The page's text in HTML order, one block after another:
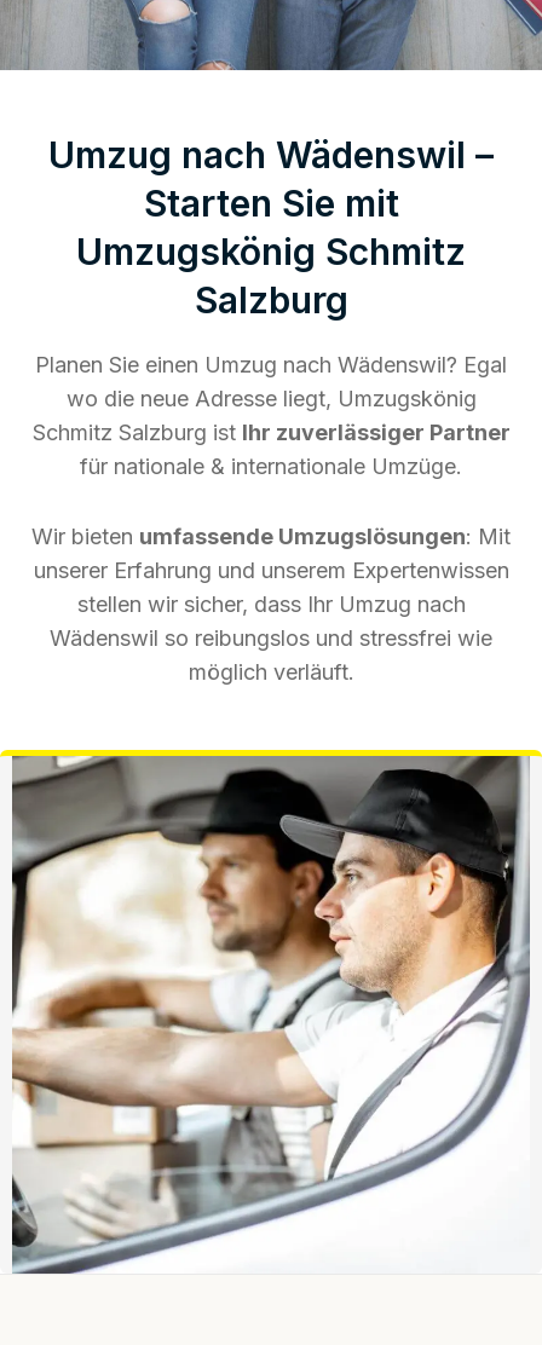
Umzug nach Wädenswil –
Starten Sie mit
Umzugskönig Schmitz
Salzburg
Planen Sie einen Umzug nach Wädenswil? Egal
wo die neue Adresse liegt, Umzugskönig
Schmitz Salzburg ist Ihr zuverlässiger Partner
für nationale & internationale Umzüge.
Wir bieten umfassende Umzugslösungen: Mit
unserer Erfahrung und unserem Expertenwissen
stellen wir sicher, dass Ihr Umzug nach
Wädenswil so reibungslos und stressfrei wie
möglich verläuft.